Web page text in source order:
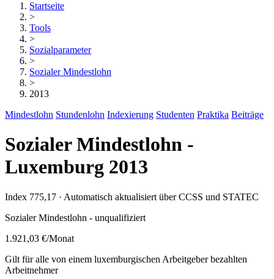
Startseite
>
Tools
>
Sozialparameter
>
Sozialer Mindestlohn
>
2013
Mindestlohn Stundenlohn Indexierung Studenten Praktika Beiträge
Sozialer Mindestlohn -
Luxemburg 2013
Index 775,17 · Automatisch aktualisiert über CCSS und STATEC
Sozialer Mindestlohn - unqualifiziert
1.921,03 €/Monat
Gilt für alle von einem luxemburgischen Arbeitgeber bezahlten
Arbeitnehmer